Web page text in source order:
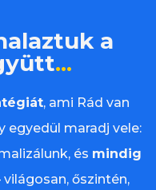
a
...
, ami Rád van
egyedül maradj vele:
és mindig
világosan, őszintén,